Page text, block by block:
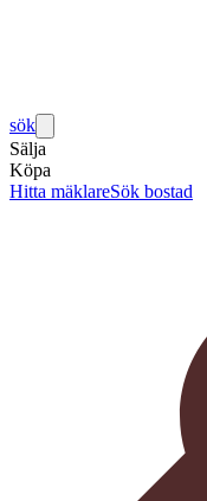
sök
Sälja
Köpa
Hitta mäklareSök bostad